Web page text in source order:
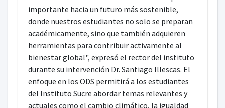
importante hacia un futuro más sostenible,
donde nuestros estudiantes no solo se preparan
académicamente, sino que también adquieren
herramientas para contribuir activamente al
bienestar global", expresó el rector del instituto
durante su intervención Dr. Santiago Illescas. El
enfoque en los ODS permitirá a los estudiantes
del Instituto Sucre abordar temas relevantes y
actuales como el cambio climático, la igualdad